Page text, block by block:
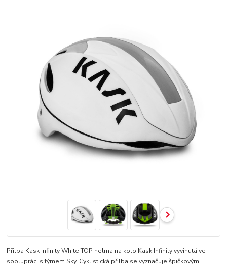
Přilba Kask Infinity White TOP helma na kolo Kask Infinity vyvinutá ve
spolupráci s týmem Sky. Cyklistická přilba se vyznačuje špičkovými